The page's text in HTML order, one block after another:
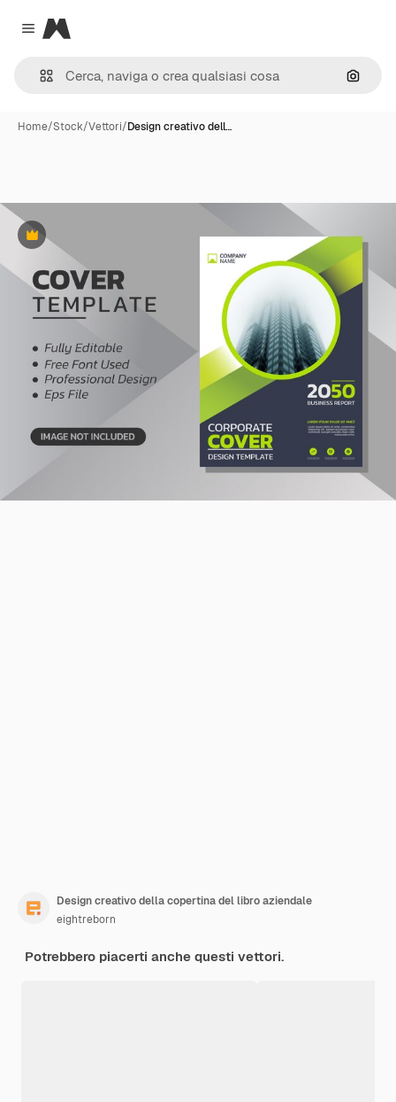
Close menu
Magnific
Cerca
Home/Stock/Vettori/Design creativo dell…
Premium
Design creativo della copertina del libro aziendale
eightreborn
Potrebbero piacerti anche questi vettori.